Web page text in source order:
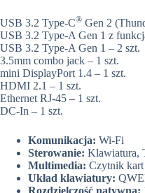
USB 3.2 Type-C® Gen 2
USB 3.2 Type-A Gen 1 z
USB 3.2 Type-A Gen 1 – 2 szt.
3.5mm combo jack – 1 szt.
mini DisplayPort 1.4 – 1 szt.
HDMI 2.1 – 1 szt.
Ethernet RJ-45 – 1 szt.
DC-In – 1 szt.
Komunikacja: Wi-Fi
Sterowanie: Klawiatura,
Multimedia: Czytnik kart
Układ klawiatury:
Rozdzielczość natywna: